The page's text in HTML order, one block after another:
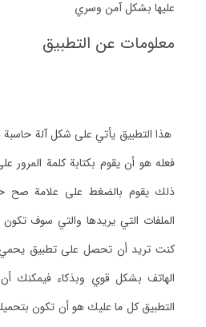
عليها بشكل آمن وسري
معلومات عن التطبيق
هذا التطبيق يأتي على شكل آلة
فعله هو أن يقوم بكتابة كلمة المرور
ذلك يقوم بالضغط على علامة صح
الملفات التي يريدها والتي سوف
كنت تريد أن تحصل على تطبيق
الهاتف بشكل قوي وبذكاء فيمكنك
التطبيق كل ما عليك هو أن تكون